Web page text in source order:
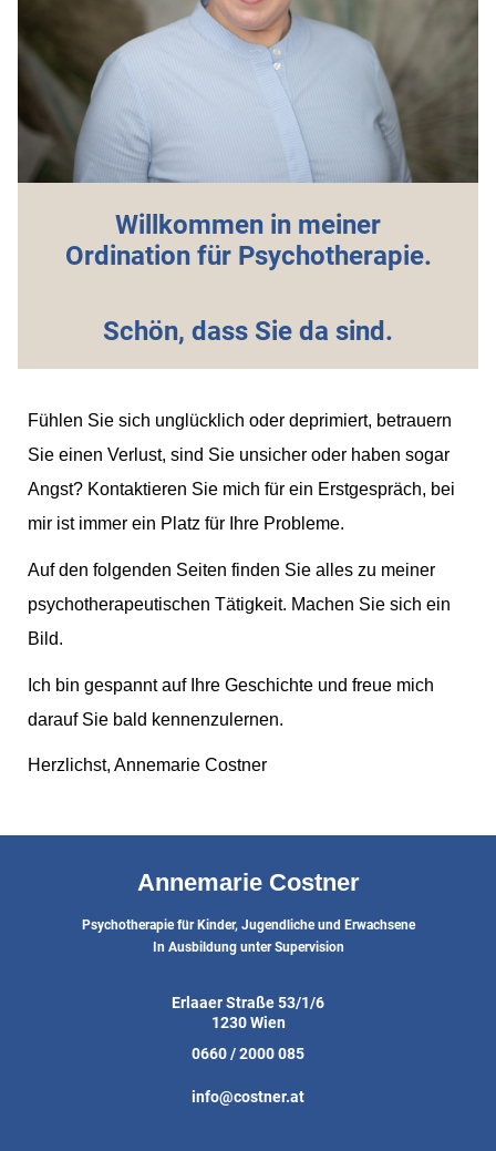
Willkommen in meiner
Ordination für Psychotherapie.
Schön, dass Sie da sind.
Fühlen Sie sich unglücklich oder deprimiert, betrauern
Sie einen Verlust, sind Sie unsicher oder haben sogar
Angst? Kontaktieren Sie mich für ein Erstgespräch, bei
mir ist immer ein Platz für Ihre Probleme.
Auf den folgenden Seiten finden Sie alles zu meiner
psychotherapeutischen Tätigkeit. Machen Sie sich ein
Bild.
Ich bin gespannt auf Ihre Geschichte und freue mich
darauf Sie bald kennenzulernen.
Herzlichst, Annemarie Costner
Annemarie Costner
Psychotherapie für Kinder, Jugendliche und Erwachsene
In Ausbildung unter Supervision
Erlaaer Straße 53/1/6
1230 Wien
0660 / 2000 085
info@costner.at